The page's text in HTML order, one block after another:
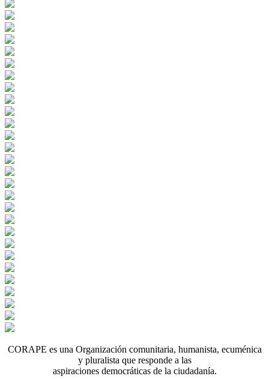
CORAPE es una Organización comunitaria, humanista, ecuménica
y pluralista que responde a las
aspiraciones democráticas de la ciudadanía.